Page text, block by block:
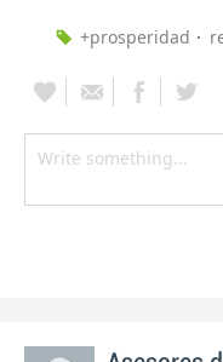
+prosperidad